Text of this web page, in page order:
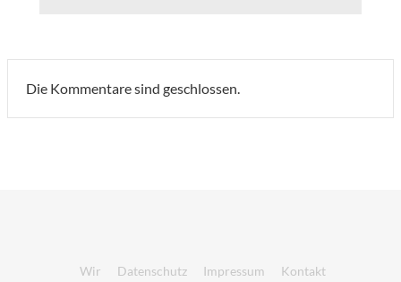
Die Kommentare sind geschlossen.
Wir Datenschutz Impressum
Kontakt